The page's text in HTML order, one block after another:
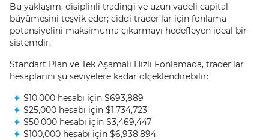
Bu yaklaşım, disiplinli tradingi ve uzun vadeli capital
büyümesini teşvik eder; ciddi trader’lar için fonlama
potansiyelini maksimuma çıkarmayı hedefleyen ideal bir
sistemdir.
Standart Plan ve Tek Aşamalı Hızlı Fonlamada, trader’lar
hesaplarını şu seviyelere kadar ölçeklendirebilir:
$10,000 hesabı için $693,889
$25,000 hesabı için $1,734,723
$50,000 hesabı için $3,469,447
$100,000 hesabı için $6,938,894